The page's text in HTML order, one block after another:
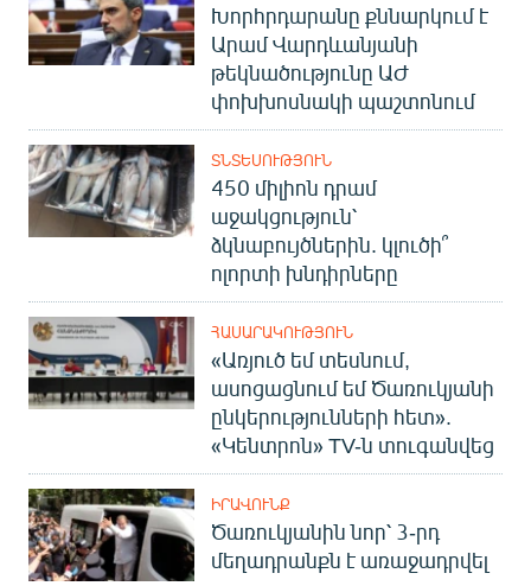
Խորհրդարանը քննարկում է
Արամ Վարդևանյանի
թեկնածությունը ԱԺ
փոխխոսնակի պաշտոնում
ՏՆՏԵՍՈՒԹՅՈՒՆ
450 միլիոն դրամ
աջակցություն՝
ձկնաբույծներին. կլուծի՞
ոլորտի խնդիրները
ՀԱՍԱՐԱԿՈՒԹՅՈՒՆ
«Առյուծ եմ տեսնում,
ասոցացնում եմ Ծառուկյանի
ընկերությունների հետ».
«Կենտրոն» TV-ն տուգանվեց
ԻՐԱՎՈՒՆՔ
Ծառուկյանին նոր՝ 3-րդ
մեղադրանքն է առաջադրվել